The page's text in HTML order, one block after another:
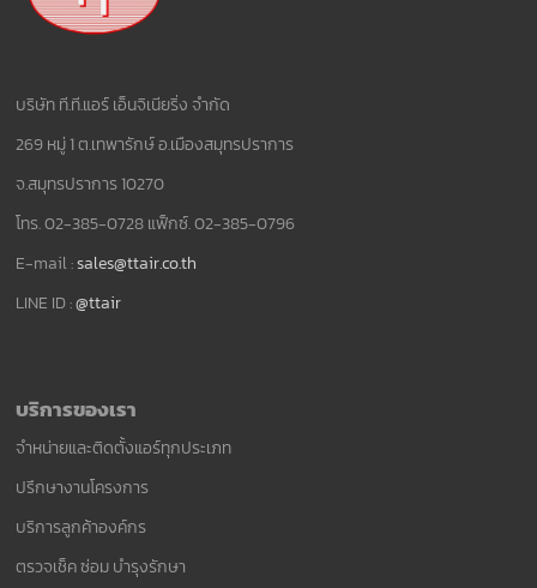
บริษัท ที.ที.แอร์ เอ็นจิเนียริ่ง จำกัด
269 หมู่ 1 ต.เทพารักษ์ อ.เมืองสมุทรปราการ
จ.สมุทรปราการ 10270
โทร. 02-385-0728 แฟ็กซ์. 02-385-0796
E-mail :sales@ttair.co.th
LINE ID :@ttair
บริการของเรา
จำหน่ายและติดตั้งแอร์ทุกประเภท
ปรึกษางานโครงการ
บริการลูกค้าองค์กร
ตรวจเช็ค ซ่อม บำรุงรักษา